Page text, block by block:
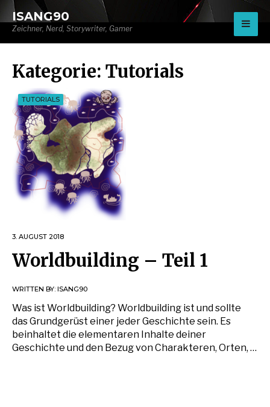
ISANG90
Zeichner, Nerd, Storywriter, Gamer
Kategorie: Tutorials
TUTORIALS
3. AUGUST 2018
Worldbuilding – Teil 1
WRITTEN BY: ISANG90
Was ist Worldbuilding? Worldbuilding ist und sollte
das Grundgerüst einer jeder Geschichte sein. Es
beinhaltet die elementaren Inhalte deiner
Geschichte und den Bezug von Charakteren, Orten, …
for: